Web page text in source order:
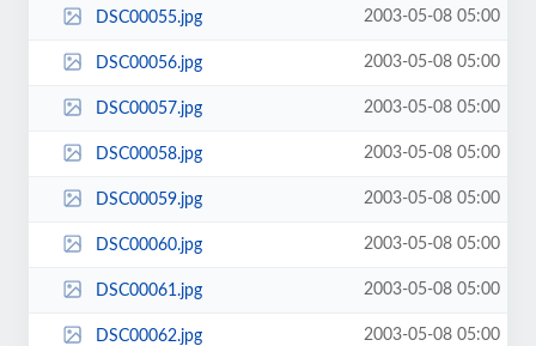
DSC00055.jpg 2003-05-08 05:00
DSC00056.jpg 2003-05-08 05:00
DSC00057.jpg 2003-05-08 05:00
DSC00058.jpg 2003-05-08 05:00
DSC00059.jpg 2003-05-08 05:00
DSC00060.jpg 2003-05-08 05:00
DSC00061.jpg 2003-05-08 05:00
DSC00062.jpg 2003-05-08 05:00